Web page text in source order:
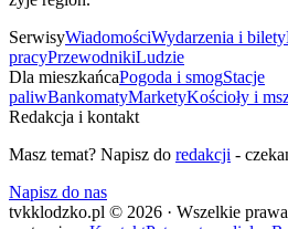
SerwisyWiadomościWydarzenia i bilety
pracyPrzewodnikiLudzie
Dla mieszkańcaPogoda i smogStacje
paliwBankomatyMarketyKościoły i
Redakcja i kontakt
Masz temat? Napisz do redakcji -
Napisz do nas
tvkklodzko.pl © 2026 · Wszelkie prawa